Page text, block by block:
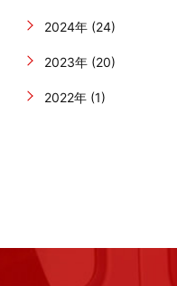
2024年 (24)
2023年 (20)
2022年 (1)